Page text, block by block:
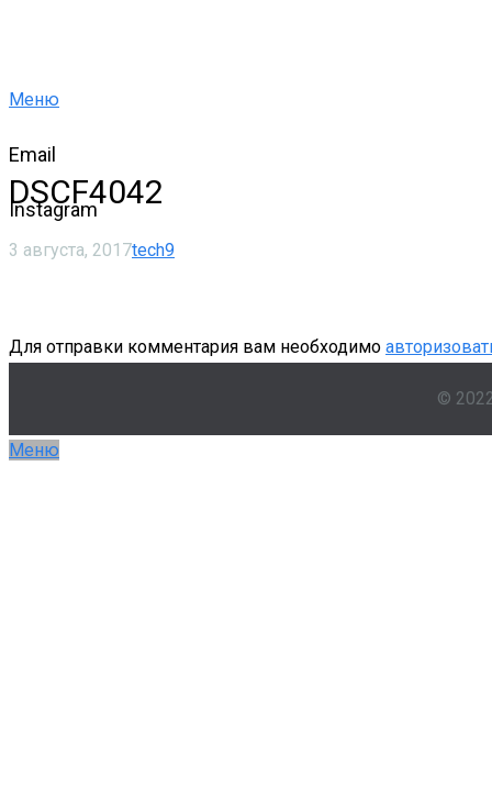
Меню
Email
Instagram
DSCF4042
3 августа, 2017tech9
Для отправки комментария вам необходимо
©
Меню